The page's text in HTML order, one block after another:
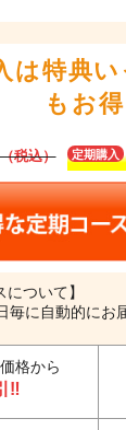
は特典
もお得
税込） 定期購入
について】
毎に自動的にお
格から
‼